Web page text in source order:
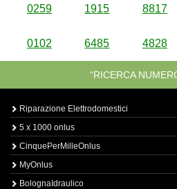
0259 1915 8817
0102 6485 4828
“RICERCA
Riparazione Elettrodomestici
5 x 1000 onlus
CinquePerMilleOnlus
MyOnlus
BolognaIdraulico